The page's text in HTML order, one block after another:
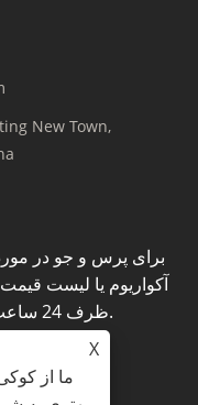
New Town,
برای پرس و جو در
آکواریوم یا لیست
ظرف 24 ساعت با شما تماس خواهیم گرفت.
X
ما از